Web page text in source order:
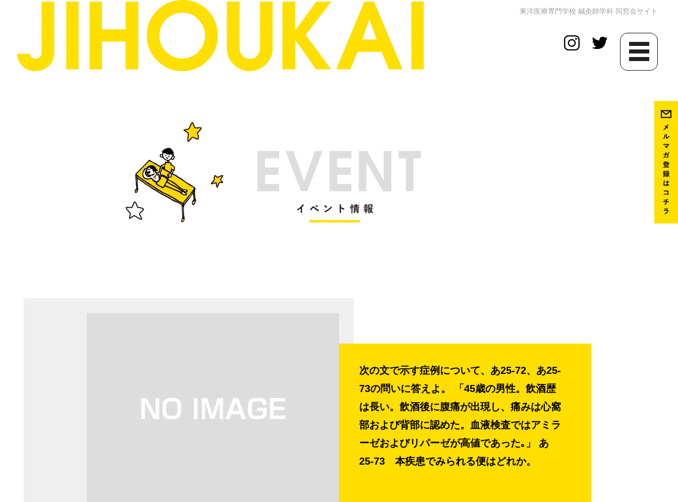
東洋医療専門学校 鍼灸師学科 同窓会サイト
toggle
navigation
次の文で示す症例について、あ25-72、あ25-
73の問いに答えよ。 「45歳の男性。飲酒歴
は長い。飲酒後に腹痛が出現し、痛みは心窩
部および背部に認めた。血液検査ではアミラ
ーゼおよびリパーゼが高値であった｡」 あ
25-73 本疾患でみられる便はどれか。